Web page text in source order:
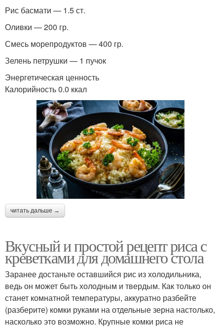
Рис басмати — 1.5 ст.
Оливки — 200 гр.
Смесь морепродуктов — 400 гр.
Зелень петрушки — 1 пучок
Энергетическая ценность
Калорийность 0.0 ккал
читать дальше →
Вкусный и простой рецепт риса с
креветками для домашнего стола
Заранее достаньте оставшийся рис из холодильника,
ведь он может быть холодным и твердым. Как только он
станет комнатной температуры, аккуратно разбейте
(разберите) комки руками на отдельные зерна настолько,
насколько это возможно. Крупные комки риса не